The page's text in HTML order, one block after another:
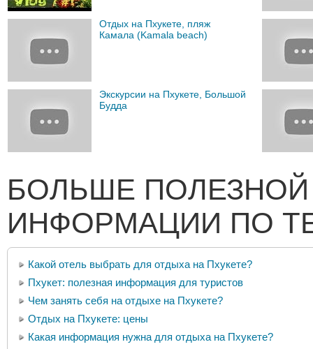
Отдых на Пхукете, пляж
Камала (Kamala beach)
Экскурсии на Пхукете, Большой
Будда
БОЛЬШЕ ПОЛЕЗНОЙ
ИНФОРМАЦИИ ПО
Какой отель выбрать для отдыха на Пхукете?
Пхукет: полезная информация для туристов
Чем занять себя на отдыхе на Пхукете?
Отдых на Пхукете: цены
Какая информация нужна для отдыха на Пхукете?